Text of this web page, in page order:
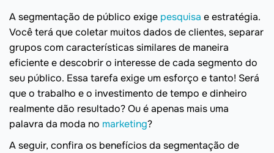
A segmentação de público exige pesquisa e estratégia.
Você terá que coletar muitos dados de clientes, separar
grupos com características similares de maneira
eficiente e descobrir o interesse de cada segmento do
seu público. Essa tarefa exige um esforço e tanto! Será
que o trabalho e o investimento de tempo e dinheiro
realmente dão resultado? Ou é apenas mais uma
palavra da moda no marketing?
A seguir, confira os benefícios da segmentação de